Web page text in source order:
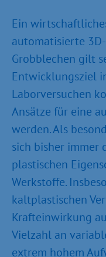
Ein
automatisierte
Grobblechen gilt
Entwicklungsziel
Laborversuchen
Ansätze für eine
werden. Als
sich bisher immer
plastischen
Werkstoffe.
kaltplastischen
Krafteinwirkung
Vielzahl an
extrem hohem